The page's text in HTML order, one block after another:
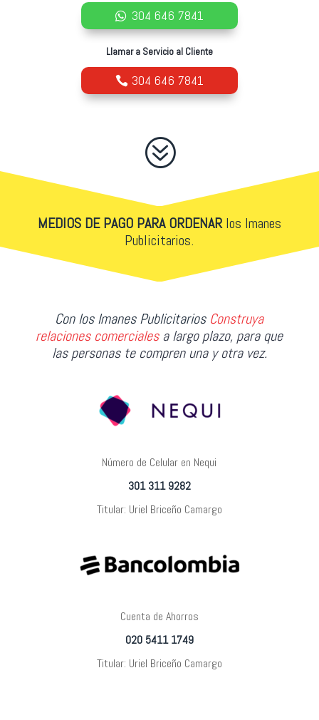
304 646 7841
Llamar a Servicio al Cliente
304 646 7841
?
MEDIOS DE PAGO PARA ORDENARlos Imanes
Publicitarios.
Con los Imanes Publicitarios Construya
relaciones comercialesa largo plazo, para que
las personas te compren una y otra vez.
Número de Celular en Nequi
301 311 9282
Titular: Uriel Briceño Camargo
Cuenta de Ahorros
020 5411 1749
Titular: Uriel Briceño Camargo